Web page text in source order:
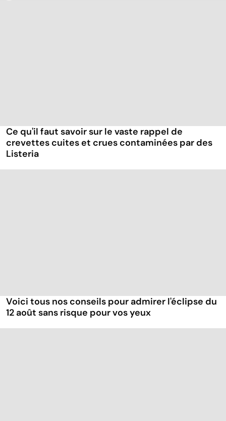
Ce qu'il faut savoir sur le vaste rappel de
crevettes cuites et crues contaminées par des
Listeria
Voici tous nos conseils pour admirer l'éclipse du
12 août sans risque pour vos yeux